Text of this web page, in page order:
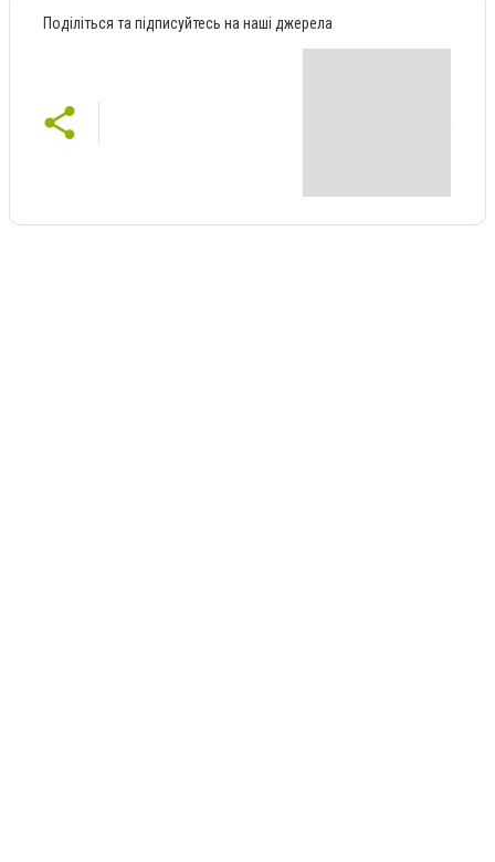
Поділіться та підписуйтесь на наші джерела